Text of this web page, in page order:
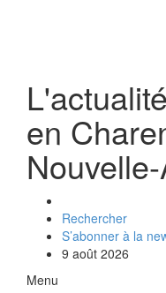
en
Rechercher
S’abonner à la
9 août 2026
Menu